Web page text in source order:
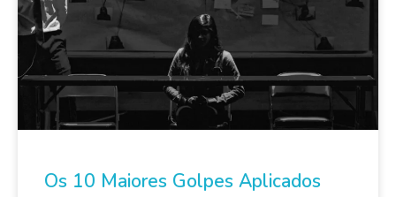
Os 10 Maiores Golpes Aplicados